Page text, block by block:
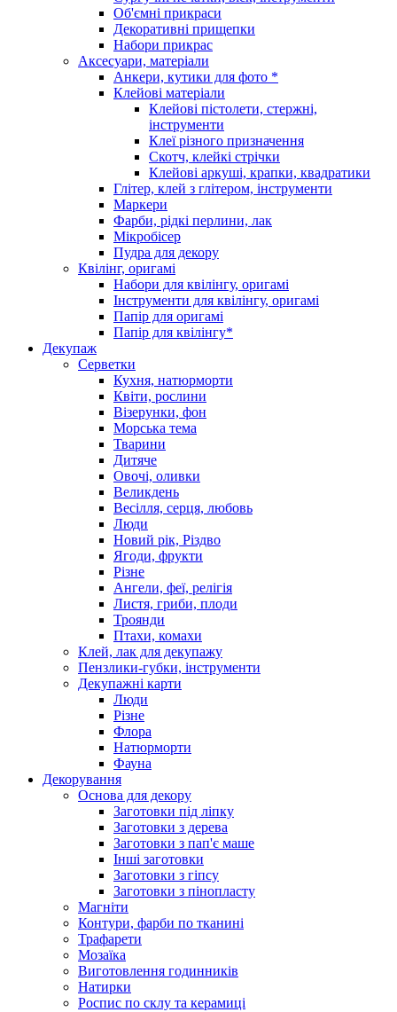
Об'ємні прикраси
Декоративні прищепки
Набори прикрас
Аксесуари, матеріали
Анкери, кутики для фото *
Клейові матеріали
Клейові пістолети, стержні,
інструменти
Клеї різного призначення
Скотч, клейкі стрічки
Клейові аркуші, крапки, квадратики
Глітер, клей з глітером, інструменти
Маркери
Фарби, рідкі перлини, лак
Мікробісер
Пудра для декору
Квілінг, оригамі
Набори для квілінгу, оригамі
Інструменти для квілінгу, оригамі
Папір для оригамі
Папір для квілінгу*
Декупаж
Серветки
Кухня, натюрморти
Квіти, рослини
Візерунки, фон
Морська тема
Тварини
Дитяче
Овочі, оливки
Великдень
Весілля, серця, любовь
Люди
Новий рік, Різдво
Ягоди, фрукти
Різне
Ангели, феї, релігія
Листя, гриби, плоди
Троянди
Птахи, комахи
Клей, лак для декупажу
Пензлики-губки, інструменти
Декупажні карти
Люди
Різне
Флора
Натюрморти
Фауна
Декорування
Основа для декору
Заготовки під ліпку
Заготовки з дерева
Заготовки з пап'є маше
Інші заготовки
Заготовки з гіпсу
Заготовки з пінопласту
Магніти
Контури, фарби по тканині
Трафарети
Мозаїка
Виготовлення годинників
Натирки
Роспис по склу та керамиці